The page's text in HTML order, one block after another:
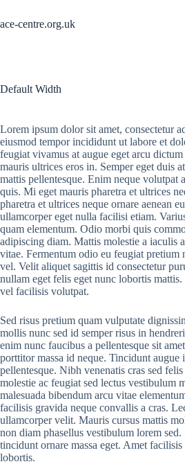
content
ace-centre.org.uk
Default Width
Lorem ipsum dolor sit amet, consectetur
eiusmod tempor incididunt ut labore et
feugiat vivamus at augue eget arcu
mauris ultrices eros in. Semper eget duis
mattis pellentesque. Enim neque volutpat
quis. Mi eget mauris pharetra et ultrices
pharetra et ultrices neque ornare aenean
ullamcorper eget nulla facilisi etiam.
quam elementum. Odio morbi quis
adipiscing diam. Mattis molestie a iaculis
vitae. Fermentum odio eu feugiat pretium
vel. Velit aliquet sagittis id consectetur
nullam eget felis eget nunc lobortis mattis.
vel facilisis volutpat.
Sed risus pretium quam vulputate
mollis nunc sed id semper risus in
enim nunc faucibus a pellentesque sit
porttitor massa id neque. Tincidunt
pellentesque. Nibh venenatis cras sed
molestie ac feugiat sed lectus vestibulum
malesuada bibendum arcu vitae
facilisis gravida neque convallis a cras.
ullamcorper velit. Mauris cursus mattis
non diam phasellus vestibulum lorem
tincidunt ornare massa eget. Amet
lobortis.